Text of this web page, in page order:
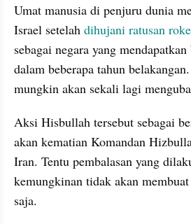
Umat manusia di penjuru dunia
Israel setelah dihujani ratusan
sebagai negara yang
dalam beberapa tahun
mungkin akan sekali lagi
Aksi Hisbullah tersebut sebagai
akan kematian Komandan
Iran. Tentu pembalasan yang
kemungkinan tidak akan
saja.